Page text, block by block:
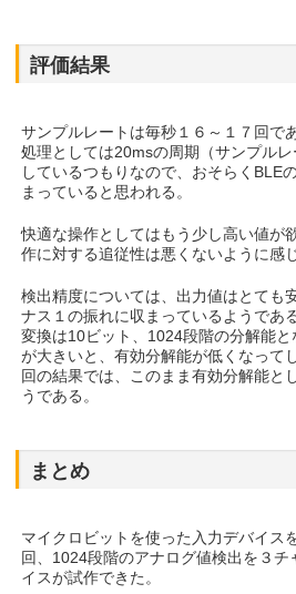
評価結果
サンプルレートは毎秒１６～１７回で
処理としては20msの周期（サンプル
しているつもりなので、おそらくBLE
まっていると思われる。
快適な操作としてはもう少し高い値が
作に対する追従性は悪くないように感
検出精度については、出力値はとても
ナス１の振れに収まっているようであ
変換は10ビット、1024段階の分解能
が大きいと、有効分解能が低くなって
回の結果では、このまま有効分解能と
うである。
まとめ
マイクロビットを使った入力デバイス
回、1024段階のアナログ値検出を３
イスが試作できた。